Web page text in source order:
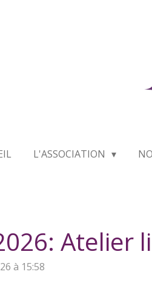
L'ASSOCIATION
Atelier
à 15:58